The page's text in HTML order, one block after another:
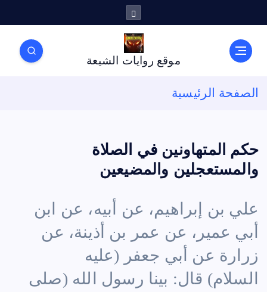
ل
ى
موقع روايات الشيعة
الصفحة الرئيسية
حكم المتهاونين في الصلاة
والمستعجلين والمضيعين
علي بن إبراهيم، عن أبيه، عن ابن
أبي عمير، عن عمر بن أذينة، عن
زرارة عن أبي جعفر (عليه
السلام) قال: بينا رسول الله (صلى